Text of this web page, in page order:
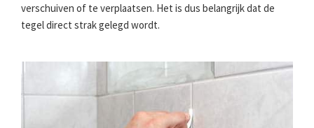
verschuiven of te verplaatsen. Het is dus belangrijk dat de
tegel direct strak gelegd wordt.